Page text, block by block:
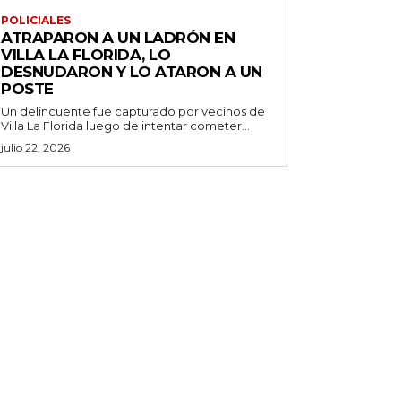
POLICIALES
ATRAPARON A UN LADRÓN EN
VILLA LA FLORIDA, LO
DESNUDARON Y LO ATARON A UN
POSTE
Un delincuente fue capturado por vecinos de
Villa La Florida luego de intentar cometer...
julio 22, 2026